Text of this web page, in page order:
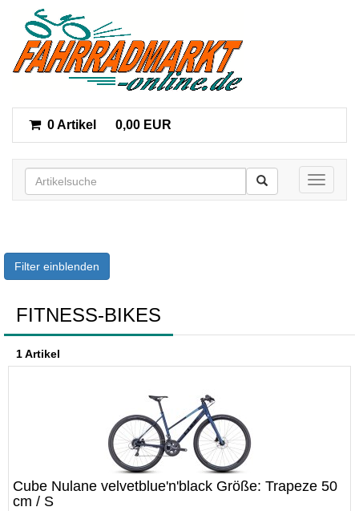
0 Artikel 0,00 EUR
Toggle
Filter einblenden
FITNESS-BIKES
1 Artikel
Cube Nulane velvetblue'n'black Größe: Trapeze 50
cm / S